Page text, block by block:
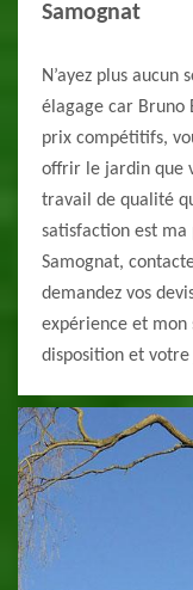
Samognat
N’ayez plus
élagage car Bruno
prix compétitifs,
offrir le jardin que
travail de qualité
satisfaction est
Samognat,
demandez vos
expérience et
disposition et votre